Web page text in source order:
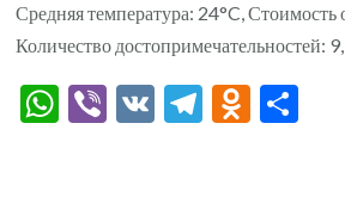
Средняя температура: 24°C, Стоимость
Количество достопримечательностей:
WhatsApp
Viber
VK Telegram